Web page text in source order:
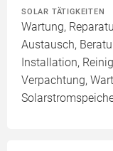
SOLAR TÄTIGKEITEN
Wartung,
Austausch,
Installation,
Verpachtung,